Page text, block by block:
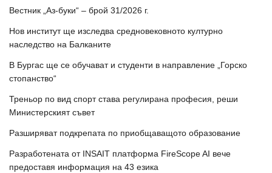
Вестник „Аз-буки“ – брой 31/2026 г.
Нов институт ще изследва средновековното културно
наследство на Балканите
В Бургас ще се обучават и студенти в направление „Горско
стопанство“
Треньор по вид спорт става регулирана професия, реши
Министерският съвет
Разширяват подкрепата по приобщаващото образование
Разработената от INSAIT платформа FireScope AI вече
предоставя информация на 43 езика